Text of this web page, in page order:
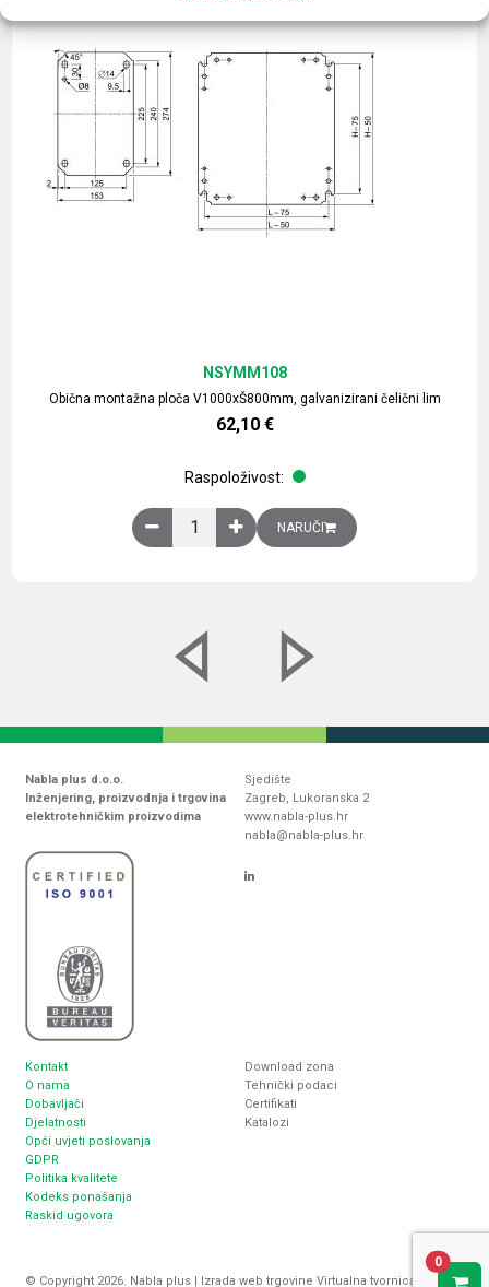
Obična montažna ploča V1000xŠ800mm, galvanizirani čelični lim
NSYMM108
62,10 €
Raspoloživost:
Obična montažna ploča V1000xŠ800mm,
NARUČI
Nabla plus d.o.o.
Inženjering, proizvodnja i trgovina
elektrotehničkim proizvodima
Sjedište
Zagreb, Lukoranska 2
www.nabla-plus.hr
nabla@nabla-plus.hr
Kontakt
O nama
Dobavljači
Djelatnosti
Opći uvjeti poslovanja
GDPR
Politika kvalitete
Kodeks ponašanja
Raskid ugovora
Download zona
Tehnički podaci
Certifikati
Katalozi
© Copyright 2026. Nabla plus | Izrada web trgovine Virtualna tvornica
0